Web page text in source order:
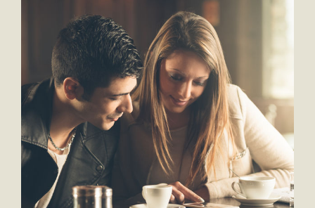
Contact
Leer ons kennen
Over Ons
Ons Team
Vacatures
FAQ